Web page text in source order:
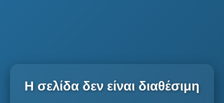
Η σελίδα δεν είναι διαθέσιμη